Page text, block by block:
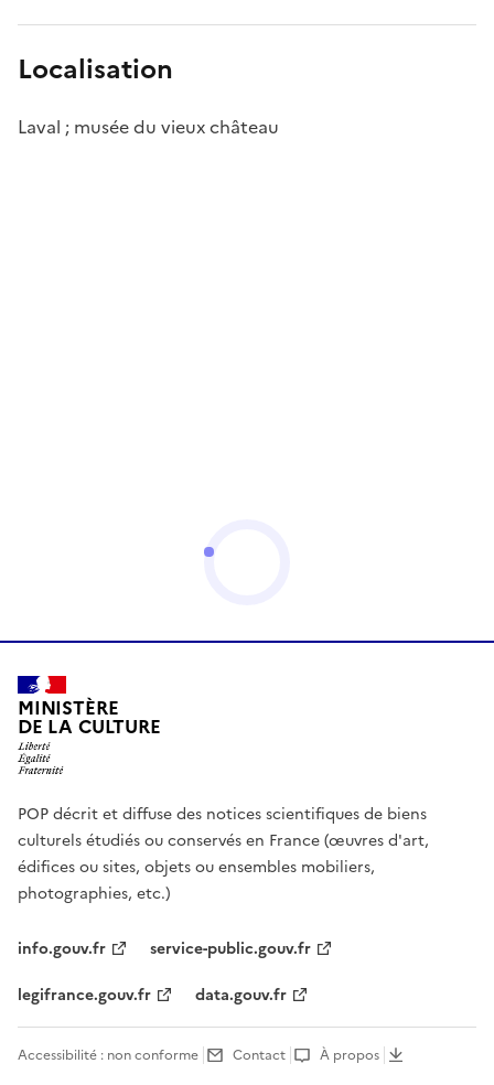
Localisation
Laval ; musée du vieux château
MINISTÈRE
DE LA CULTURE
POP décrit et diffuse des notices scientifiques de biens
culturels étudiés ou conservés en France (œuvres d'art,
édifices ou sites, objets ou ensembles mobiliers,
photographies, etc.)
info.gouv.fr
service-public.gouv.fr
legifrance.gouv.fr
data.gouv.fr
Accessibilité : non conforme Contact À propos